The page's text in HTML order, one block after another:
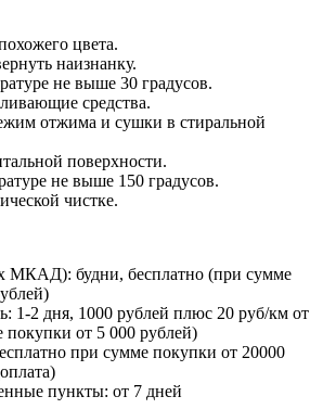
цвета.
наизнанку.
не выше 30 градусов.
средства.
отжима и сушки в стиральной
поверхности.
не выше 150 градусов.
чистке.
МКАД): будни, бесплатно (при сумме
1-2 дня, 1000 рублей плюс 20 руб/км от
от 5 000 рублей)
при сумме покупки от 20000
пункты: от 7 дней